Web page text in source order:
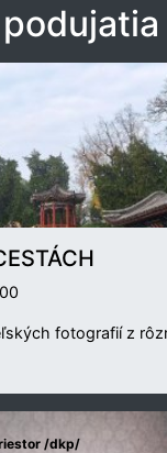
fotografií z
/dkp/